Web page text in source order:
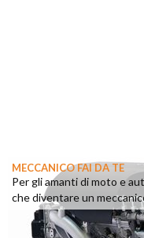
MECCANICO FAI DA TE
Per gli amanti di moto e
che diventare un